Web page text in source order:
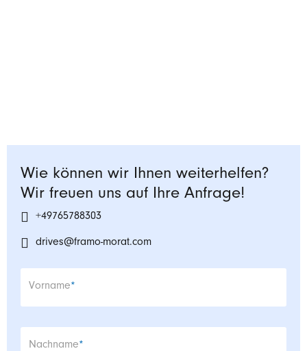
Wie können wir Ihnen weiterhelfen?
Wir freuen uns auf Ihre Anfrage!
+49765788303
drives@framo-morat.com
Pflichtfeld
Vorname*
Pflichtfeld
Nachname*